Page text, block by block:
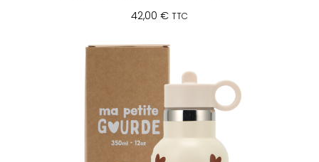
42,00 € TTC